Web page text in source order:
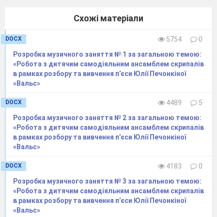
формою крони (природно-розкидиста,
пірамідальна, куляста, плакуча), за
забарвленням листя, декоративністю квітів і
плодів.
Технологія вирощування декоративних
дерев і чагарників включає ряд специфічних
саджанців. їх вирощують переважно у
комбінованих школах. Саджанці дерев з
терміном вирощування 6-12 років висаджують
рядами на відстані 2,4-
між ними висаджують 2-4 ряди чагарнику або
дерев з 2-3-річним терміном вирощування
(рис. 1).
В ряду дерева з тривалим строком
Схожі матеріали
DOCX 5754
0
Розробка музичного заняття № 1 за загальною темою:
«Робота з дитячим самодіяльним ансамблем скрипалів
в рамках розбору та вивчення п’єси Юлії Печонкіної
«Вальс»
DOCX 4489
5
Розробка музичного заняття № 2 за загальною темою:
«Робота з дитячим самодіяльним ансамблем скрипалів
в рамках розбору та вивчення п’єси Юлії Печонкіної
«Вальс»
DOCX 4183
0
Розробка музичного заняття № 3 за загальною темою:
«Робота з дитячим самодіяльним ансамблем скрипалів
в рамках розбору та вивчення п’єси Юлії Печонкіної
«Вальс»